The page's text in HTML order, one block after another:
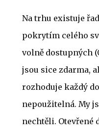
Na trhu existuje
pokrytím celého
volně dostupných
jsou sice zdarma,
rozhoduje každý
nepoužitelná. My
nechtěli. Otevřené